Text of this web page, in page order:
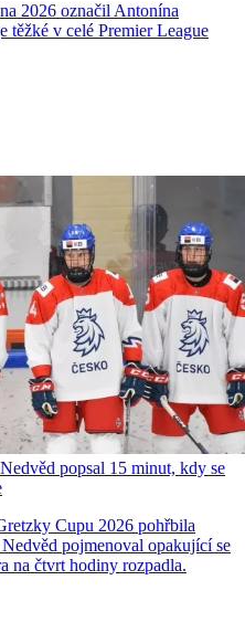
2026 označil Antonína
těžké v celé Premier League
popsal 15 minut, kdy se
Cupu 2026 pohřbila
pojmenoval opakující se
na čtvrt hodiny rozpadla.